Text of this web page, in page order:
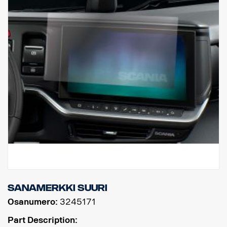
Sanamerkki suuri
Osanumero: 3245171
Part Description: